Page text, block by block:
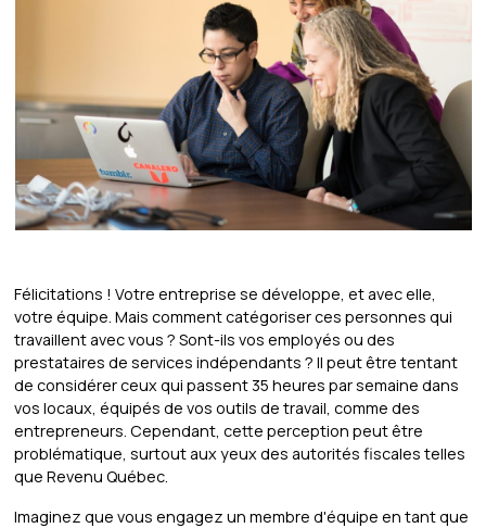
Félicitations ! Votre entreprise se développe, et avec elle,
votre équipe. Mais comment catégoriser ces personnes qui
travaillent avec vous ? Sont-ils vos employés ou des
prestataires de services indépendants ? Il peut être tentant
de considérer ceux qui passent 35 heures par semaine dans
vos locaux, équipés de vos outils de travail, comme des
entrepreneurs. Cependant, cette perception peut être
problématique, surtout aux yeux des autorités fiscales telles
que Revenu Québec.
Imaginez que vous engagez un membre d'équipe en tant que